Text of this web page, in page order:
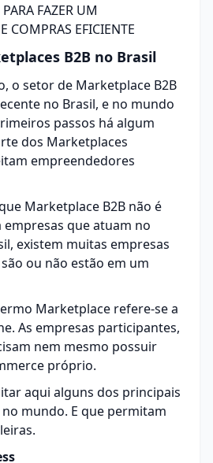
FAZER UM
COMPRAS EFICIENTE
B2B no Brasil
o setor de Marketplace B2B
no Brasil, e no mundo
passos há algum
dos Marketplaces
empreendedores
Marketplace B2B não é
que atuam no
existem muitas empresas
ou não estão em um
Marketplace refere-se a
As empresas participantes,
nem mesmo possuir
próprio.
aqui alguns dos principais
mundo. E que permitam